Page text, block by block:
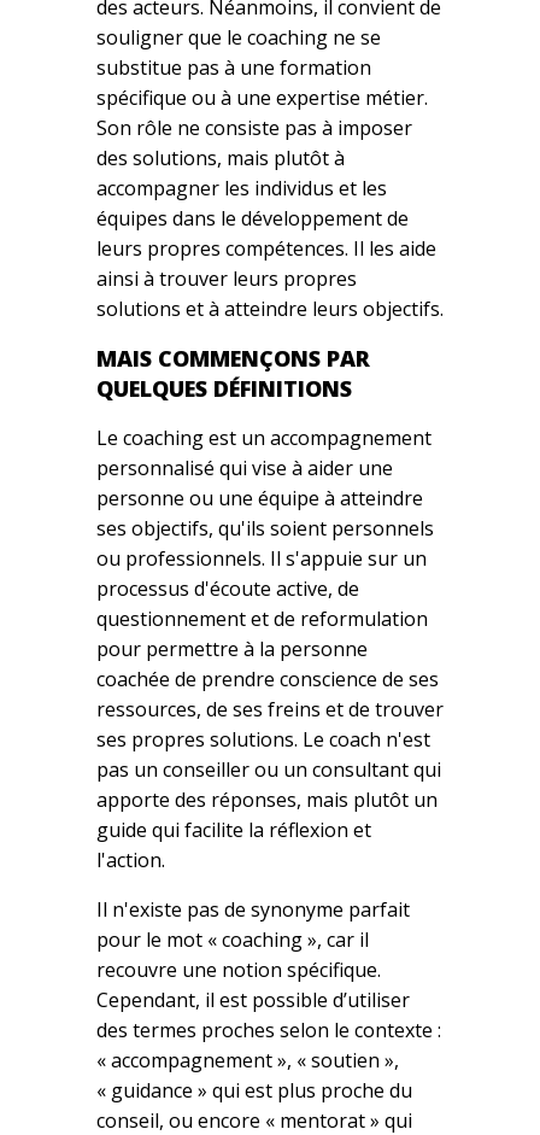
des acteurs. Néanmoins, il convient de
souligner que le coaching ne se
substitue pas à une formation
spécifique ou à une expertise métier.
Son rôle ne consiste pas à imposer
des solutions, mais plutôt à
accompagner les individus et les
équipes dans le développement de
leurs propres compétences. Il les aide
ainsi à trouver leurs propres
solutions et à atteindre leurs objectifs.
MAIS COMMENÇONS PAR
QUELQUES DÉFINITIONS
Le coaching est un accompagnement
personnalisé qui vise à aider une
personne ou une équipe à atteindre
ses objectifs, qu'ils soient personnels
ou professionnels. Il s'appuie sur un
processus d'écoute active, de
questionnement et de reformulation
pour permettre à la personne
coachée de prendre conscience de ses
ressources, de ses freins et de trouver
ses propres solutions. Le coach n'est
pas un conseiller ou un consultant qui
apporte des réponses, mais plutôt un
guide qui facilite la réflexion et
l'action.
Il n'existe pas de synonyme parfait
pour le mot « coaching », car il
recouvre une notion spécifique.
Cependant, il est possible d’utiliser
des termes proches selon le contexte :
« accompagnement », « soutien »,
« guidance » qui est plus proche du
conseil, ou encore « mentorat » qui